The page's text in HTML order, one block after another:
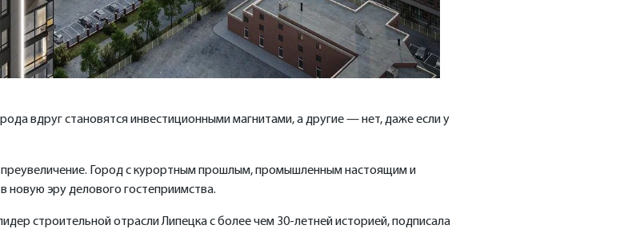
вдруг становятся инвестиционными магнитами, а другие — нет, даже если у
преувеличение. Город с курортным прошлым, промышленным настоящим и
эру делового гостеприимства.
строительной отрасли Липецка с более чем 30-летней историей, подписала